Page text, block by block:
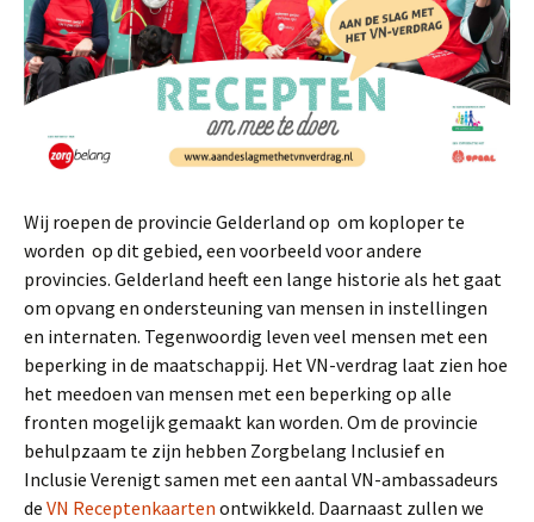
Wij roepen de provincie Gelderland op om koploper te
worden op dit gebied, een voorbeeld voor andere
provincies. Gelderland heeft een lange historie als het gaat
om opvang en ondersteuning van mensen in instellingen
en internaten. Tegenwoordig leven veel mensen met een
beperking in de maatschappij. Het VN-verdrag laat zien hoe
het meedoen van mensen met een beperking op alle
fronten mogelijk gemaakt kan worden. Om de provincie
behulpzaam te zijn hebben Zorgbelang Inclusief en
Inclusie Verenigt samen met een aantal VN-ambassadeurs
de VN Receptenkaarten ontwikkeld. Daarnaast zullen we